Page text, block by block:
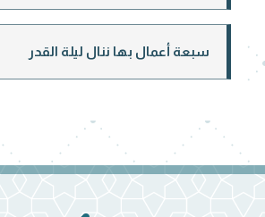
سبعة أعمال بها ننال ليلة القدر